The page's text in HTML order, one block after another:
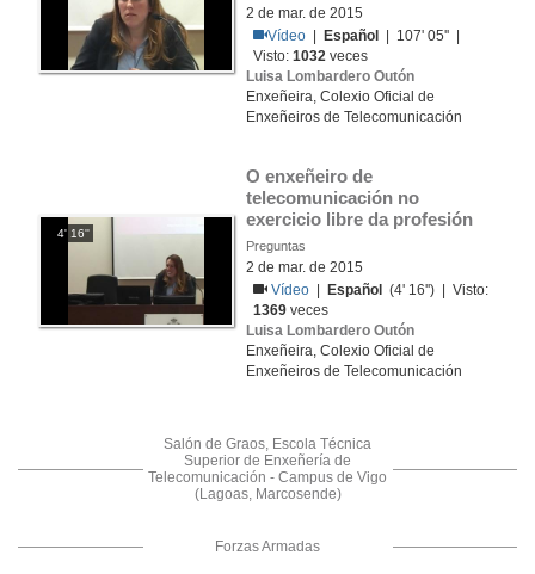
2 de mar. de 2015
Vídeo
Español
| 107' 05'' |
Visto:1032 veces
Luisa Lombardero Outón
Enxeñeira, Colexio Oficial de
Enxeñeiros de Telecomunicación
4' 16''
O enxeñeiro de
telecomunicación no
exercicio libre da profesión
Preguntas
2 de mar. de 2015
Vídeo
Español
(4' 16'') | Visto:
1369 veces
Luisa Lombardero Outón
Enxeñeira, Colexio Oficial de
Enxeñeiros de Telecomunicación
Salón de Graos, Escola Técnica
Superior de Enxeñería de
Telecomunicación - Campus de Vigo
(Lagoas, Marcosende)
Forzas Armadas